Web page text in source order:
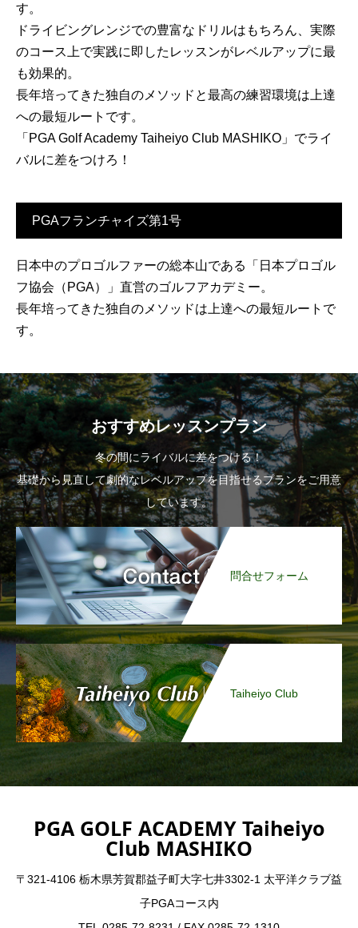
す。
ドライビングレンジでの豊富なドリルはもちろん、実際
のコース上で実践に即したレッスンがレベルアップに最
も効果的。
長年培ってきた独自のメソッドと最高の練習環境は上達
への最短ルートです。
「PGA Golf Academy Taiheiyo Club MASHIKO」でライ
バルに差をつけろ！
PGAフランチャイズ第1号
日本中のプロゴルファーの総本山である「日本プロゴル
フ協会（PGA）」直営のゴルフアカデミー。
長年培ってきた独自のメソッドは上達への最短ルートで
す。
おすすめレッスンプラン
冬の間にライバルに差をつける！
基礎から見直して劇的なレベルアップを目指せるプランをご用意
しています。
問合せフォーム
Taiheiyo Club
PGA GOLF ACADEMY Taiheiyo
Club MASHIKO
〒321-4106 栃木県芳賀郡益子町大字七井3302-1 太平洋クラブ益
子PGAコース内